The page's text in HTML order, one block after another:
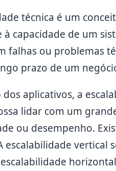
técnica é um
à capacidade de um
falhas ou problemas
prazo de um
aplicativos, a
lidar com um
ou desempenho.
escalabilidade vertical